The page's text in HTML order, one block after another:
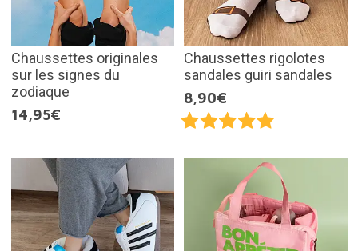
Chaussettes originales
sur les signes du
zodiaque
14,95€
Chaussettes rigolotes
sandales guiri sandales
8,90€